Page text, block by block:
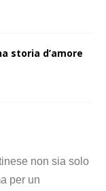
storia d’amore
non sia solo
per un